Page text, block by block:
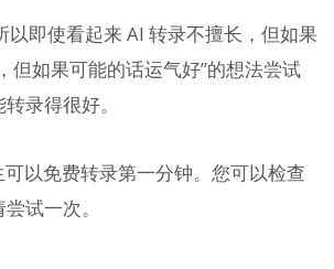
以即使看起来 AI 转录不擅长，但如果
但如果可能的话运气好”的想法尝试
录得很好。
以免费转录第一分钟。您可以检查
试一次。